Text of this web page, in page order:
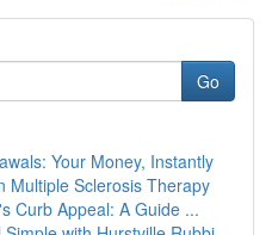
Go
Your Money, Instantly
Multiple Sclerosis Therapy
Curb Appeal: A Guide ...